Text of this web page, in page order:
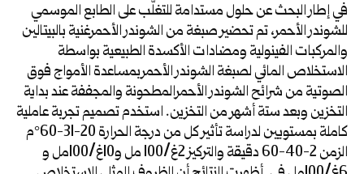
في إطار البحث عن حلول مستدامة للتغلُّب على الطابع الموسمي
للشوندر الأحمر، تم تحضير صبغة من الشوندر الأحمرغنية بالبيتالين
والمركبات الفينولية ومضادات الأكسدة الطبيعية بواسطة
الاستخلاص المائي لصبغة الشوندر الأحمربمساعدة الأمواج فوق
الصوتية من شرائح الشوندر الأحمرالمطحونة والمجففة عند بداية
التخزين وبعد ستة أشهر من التخزين. استخدم تصميم تجربة عاملية
كاملة بمستويين لدراسة تأثير كل من درجة الحرارة 20-31-60°م
الزمن 2-40-60 دقيقة والتركيز 2غ/100 مل و10غ/100مل و